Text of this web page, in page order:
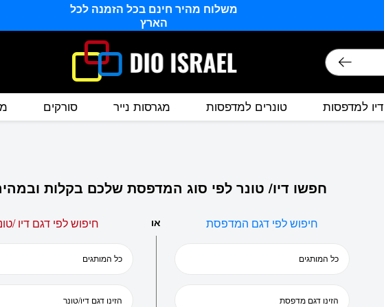
משלוח מהיר חינם בכל הזמנה לכל
הארץ
דיו למדפסות טונרים למדפסות מגרסות נייר סורקים
חפשו דיו/ טונר לפי סוג המדפסת שלכם בקלות
חיפוש לפי דגם המדפסת או חיפוש לפי דגם דיו /